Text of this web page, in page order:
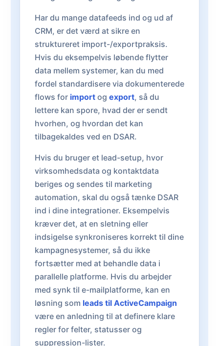
Har du mange datafeeds ind og ud af
CRM, er det værd at sikre en
struktureret import-/exportpraksis.
Hvis du eksempelvis løbende flytter
data mellem systemer, kan du med
fordel standardisere via dokumenterede
flows for import og export, så du
lettere kan spore, hvad der er sendt
hvorhen, og hvordan det kan
tilbagekaldes ved en DSAR.
Hvis du bruger et lead-setup, hvor
virksomhedsdata og kontaktdata
beriges og sendes til marketing
automation, skal du også tænke DSAR
ind i dine integrationer. Eksempelvis
kræver det, at en sletning eller
indsigelse synkroniseres korrekt til dine
kampagnesystemer, så du ikke
fortsætter med at behandle data i
parallelle platforme. Hvis du arbejder
med synk til e-mailplatforme, kan en
løsning som leads til ActiveCampaign
være en anledning til at definere klare
regler for felter, statusser og
suppression-lister.